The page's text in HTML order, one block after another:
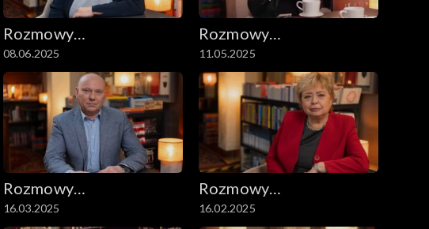
Rozmowy
niesymetryczne
08.06.2025
Rozmowy
niesymetryczne
11.05.2025
Rozmowy
niesymetryczne
16.03.2025
Rozmowy
niesymetryczne
16.02.2025